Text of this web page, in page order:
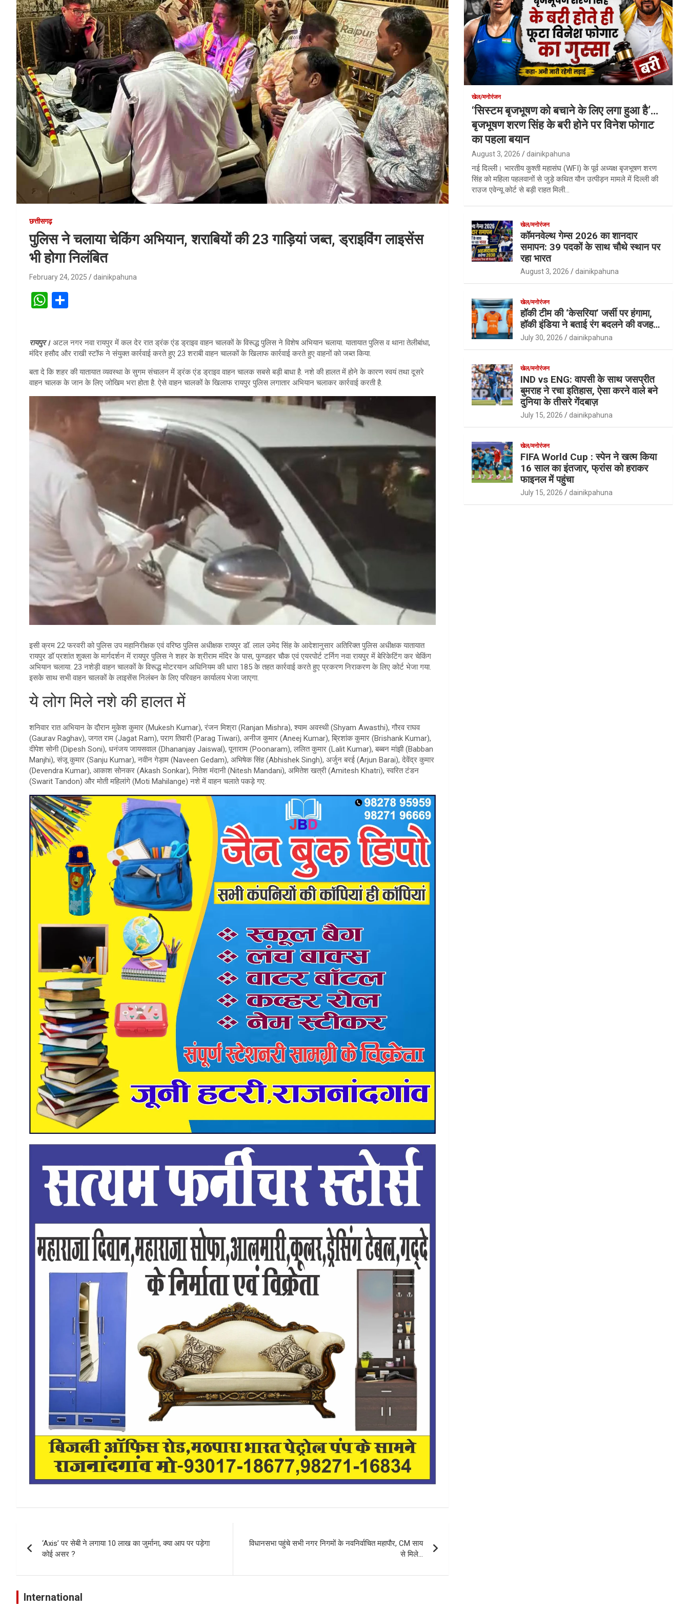
छत्तीसगढ़
पुलिस ने चलाया चेकिंग अभियान, शराबियों की 23 गाड़ियां जब्त, ड्राइविंग लाइसेंस
भी होगा निलंबित
February 24, 2025 dainikpahuna
W
s
A
p
p
e
रायपुर। अटल नगर नवा रायपुर में कल देर रात ड्रंक एंड ड्राइव वाहन चालकों के विरूद्ध पुलिस ने विशेष अभियान चलाया. यातायात पुलिस व थाना तेलीबांधा,
मंदिर हसौद और राखी स्टॉफ ने संयुक्त कार्रवाई करते हुए 23 शराबी वाहन चालकों के खिलाफ कार्रवाई करते हुए वाहनों को जब्त किया.
बता दे कि शहर की यातायात व्यवस्था के सुगम संचालन में ड्रंक एंड ड्राइव वाहन चालक सबसे बड़ी बाधा है. नशे की हालत में होने के कारण स्वयं तथा दूसरे
वाहन चालक के जान के लिए जोखिम भरा होता है. ऐसे वाहन चालकों के खिलाफ रायपुर पुलिस लगातार अभियान चलाकर कार्रवाई करती है.
इसी क्रम 22 फरवरी को पुलिस उप महानिरीक्षक एवं वरिष्ठ पुलिस अधीक्षक रायपुर डॉ. लाल उमेद सिंह के आदेशानुसार अतिरिक्त पुलिस अधीक्षक यातायात
रायपुर डॉ प्रशांत शुक्ला के मार्गदर्शन में रायपुर पुलिस ने शहर के श्रीराम मंदिर के पास, फुण्डहर चौक एवं एयरपोर्ट टर्निग नवा रायपुर में बेरिकेटिंग कर चेकिंग
अभियान चलाया. 23 नशेड़ी वाहन चालकों के विरूद्ध मोटरयान अधिनियम की धारा 185 के तहत कार्रवाई करते हुए प्रकरण निराकरण के लिए कोर्ट भेजा गया.
इसके साथ सभी वाहन चालकों के लाइसेंस निलंबन के लिए परिवहन कार्यालय भेजा जाएगा.
ये लोग मिले नशे की हालत में
शनिवार रात अभियान के दौरान मुकेश कुमार (Mukesh Kumar), रंजन मिश्रा (Ranjan Mishra), श्याम अवस्थी (Shyam Awasthi), गौरव राघव
(Gaurav Raghav), जगत राम (Jagat Ram), पराग तिवारी (Parag Tiwari), अनीज कुमार (Aneej Kumar), ब्रिशांक कुमार (Brishank Kumar),
दीपेश सोनी (Dipesh Soni), धनंजय जायसवाल (Dhananjay Jaiswal), पूनाराम (Poonaram), ललित कुमार (Lalit Kumar), बब्बन मांझी (Babban
Manjhi), संजू कुमार (Sanju Kumar), नवीन गेड़ाम (Naveen Gedam), अभिषेक सिंह (Abhishek Singh), अर्जुन बरई (Arjun Barai), देवेंद्र कुमार
(Devendra Kumar), आकाश सोनकर (Akash Sonkar), नितेश मंदानी (Nitesh Mandani), अमितेश खत्री (Amitesh Khatri), स्वरित टंडन
(Swarit Tandon) और मोती महिलांगे (Moti Mahilange) नशे में वाहन चलाते पकड़े गए.
navigation
‘Axis’ पर सेबी ने लगाया 10 लाख का जुर्माना, क्या आप पर पड़ेगा
कोई असर ?
विधानसभा पहुंचे सभी नगर निगमों के नवनिर्वाचित महापौर, CM साय
से मिले…
खेल/मनोरंजन
‘सिस्टम बृजभूषण को बचाने के लिए लगा हुआ है’…
बृजभूषण शरण सिंह के बरी होने पर विनेश फोगाट
का पहला बयान
August 3, 2026 dainikpahuna
नई दिल्ली। भारतीय कुश्ती महासंघ (WFI) के पूर्व अध्यक्ष बृजभूषण शरण
सिंह को महिला पहलवानों से जुड़े कथित यौन उत्पीड़न मामले में दिल्ली की
राउज एवेन्यू कोर्ट से बड़ी राहत मिली…
खेल/मनोरंजन
कॉमनवेल्थ गेम्स 2026 का शानदार
समापन: 39 पदकों के साथ चौथे स्थान पर
रहा भारत
August 3, 2026 dainikpahuna
खेल/मनोरंजन
हॉकी टीम की ‘केसरिया’ जर्सी पर हंगामा,
हॉकी इंडिया ने बताई रंग बदलने की वजह…
July 30, 2026 dainikpahuna
खेल/मनोरंजन
IND vs ENG: वापसी के साथ जसप्रीत
बुमराह ने रचा इतिहास, ऐसा करने वाले बने
दुनिया के तीसरे गेंदबाज़
July 15, 2026 dainikpahuna
खेल/मनोरंजन
FIFA World Cup : स्पेन ने खत्म किया
16 साल का इंतजार, फ्रांस को हराकर
फाइनल में पहुंचा
July 15, 2026 dainikpahuna
International